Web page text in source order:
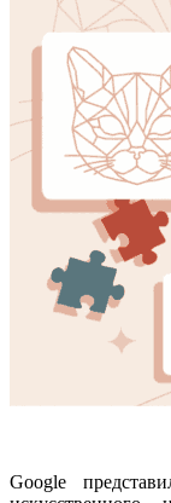
Google